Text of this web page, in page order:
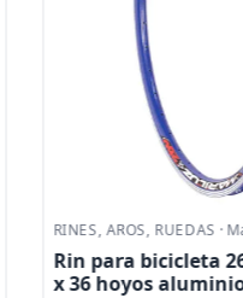
RINES, AROS, RUEDAS ·
Rin para bicicleta
x 36 hoyos